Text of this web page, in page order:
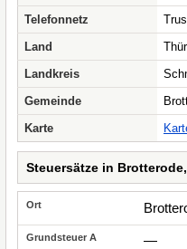
Telefonnetz
Land
Landkreis
Gemeinde
Karte
Steuersätze in
—